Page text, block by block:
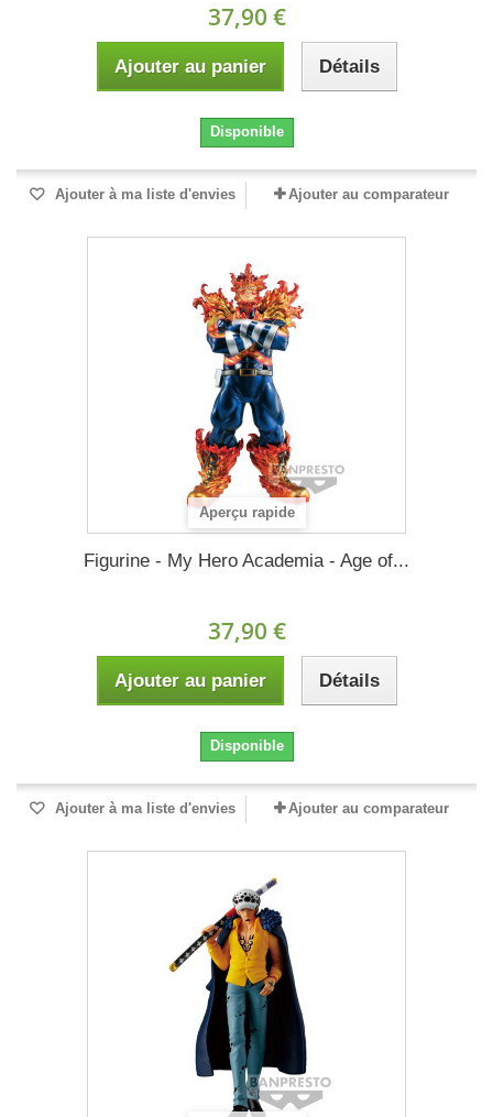
37,90 €
Ajouter au panier Détails
Disponible
Ajouter à ma liste d'envies Ajouter au comparateur
Aperçu rapide
Figurine - My Hero Academia - Age of...
37,90 €
Ajouter au panier Détails
Disponible
Ajouter à ma liste d'envies Ajouter au comparateur